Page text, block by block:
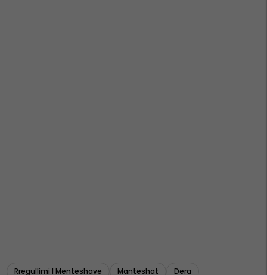
Rregullimi I Menteshave Manteshat Dera